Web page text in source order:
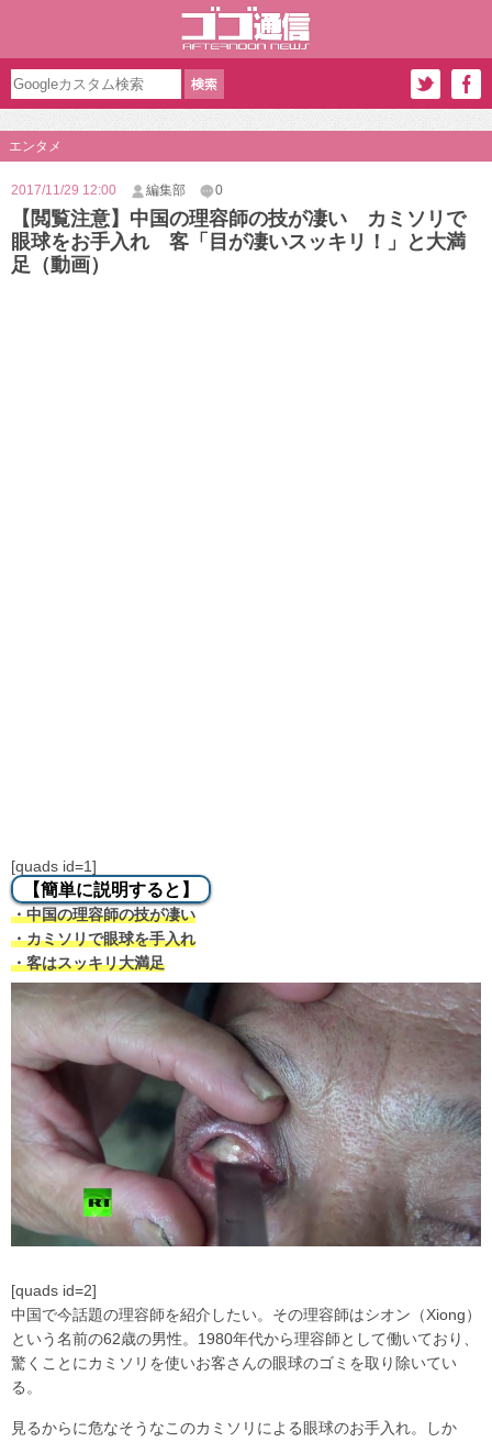
エンタメ
2017/11/29 12:00 編集部 0
【閲覧注意】中国の理容師の技が凄い カミソリで
眼球をお手入れ 客「目が凄いスッキリ！」と大満
足（動画）
[quads id=1]
【簡単に説明すると】
・中国の理容師の技が凄い
・カミソリで眼球を手入れ
・客はスッキリ大満足
[quads id=2]
中国で今話題の理容師を紹介したい。その理容師はシオン（Xiong）
という名前の62歳の男性。1980年代から理容師として働いており、
驚くことにカミソリを使いお客さんの眼球のゴミを取り除いてい
る。
見るからに危なそうなこのカミソリによる眼球のお手入れ。しか